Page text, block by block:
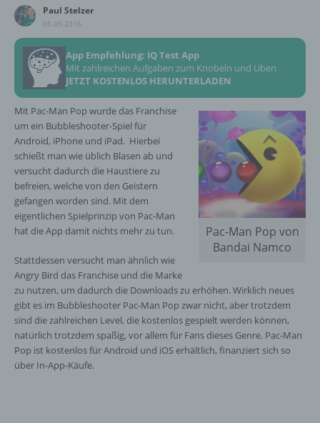
Paul Stelzer
05.09.2016
App Empfehlung: IQ Test App
Mit zahlreichen Aufgaben zum Knobeln und Üben
JETZT KOSTENLOS HERUNTERLADEN
Pac-Man Pop von
Bandai Namco
Mit Pac-Man Pop wurde das Franchise
um ein Bubbleshooter-Spiel für
Android, iPhone und iPad. Hierbei
schießt man wie üblich Blasen ab und
versucht dadurch die Haustiere zu
befreien, welche von den Geistern
gefangen worden sind. Mit dem
eigentlichen Spielprinzip von Pac-Man
hat die App damit nichts mehr zu tun.
Stattdessen versucht man ähnlich wie
Angry Bird das Franchise und die Marke
zu nutzen, um dadurch die Downloads zu erhöhen. Wirklich neues
gibt es im Bubbleshooter Pac-Man Pop zwar nicht, aber trotzdem
sind die zahlreichen Level, die kostenlos gespielt werden können,
natürlich trotzdem spaßig, vor allem für Fans dieses Genre. Pac-Man
Pop ist kostenlos für Android und iOS erhältlich, finanziert sich so
über In-App-Käufe.